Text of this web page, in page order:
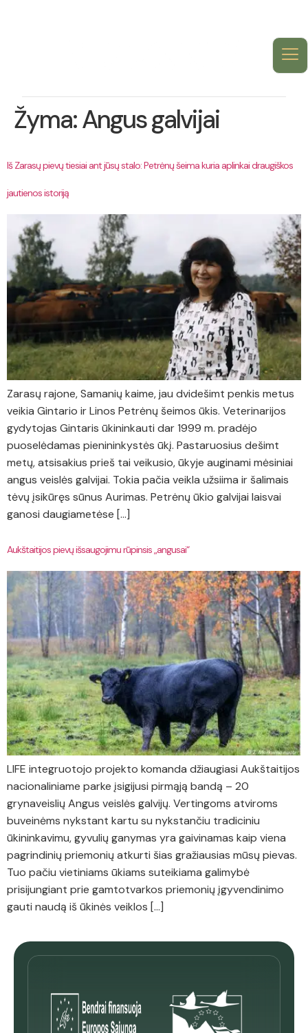
Žyma:Angus galvijai
Iš Zarasų pievų tiesiai ant jūsų stalo: Petrėnų šeima kuria aplinkai draugiškos
jautienos istoriją
Zarasų rajone, Samanių kaime, jau dvidešimt penkis metus
veikia Gintario ir Linos Petrėnų šeimos ūkis. Veterinarijos
gydytojas Gintaris ūkininkauti dar 1999 m. pradėjo
puoselėdamas pienininkystės ūkį. Pastaruosius dešimt
metų, atsisakius prieš tai veikusio, ūkyje auginami mėsiniai
angus veislės galvijai. Tokia pačia veikla užsiima ir šalimais
tėvų įsikūręs sūnus Aurimas. Petrėnų ūkio galvijai laisvai
ganosi daugiametėse […]
Aukštaitijos pievų išsaugojimu rūpinsis „angusai“
LIFE integruotojo projekto komanda džiaugiasi Aukštaitijos
nacionaliniame parke įsigijusi pirmąją bandą – 20
grynaveislių Angus veislės galvijų. Vertingoms atviroms
buveinėms nykstant kartu su nykstančiu tradiciniu
ūkininkavimu, gyvulių ganymas yra gaivinamas kaip viena
pagrindinių priemonių atkurti šias gražiausias mūsų pievas.
Tuo pačiu vietiniams ūkiams suteikiama galimybė
prisijungiant prie gamtotvarkos priemonių įgyvendinimo
gauti naudą iš ūkinės veiklos […]